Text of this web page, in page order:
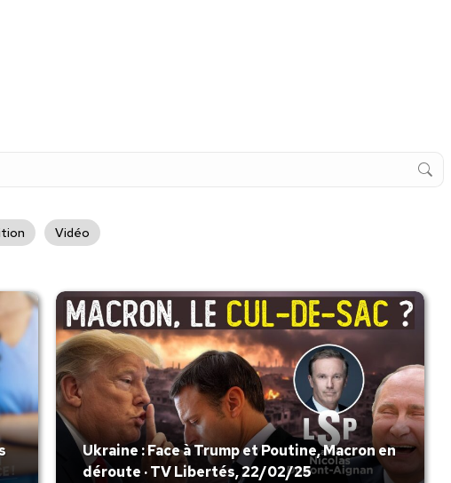
Vidéo
Ukraine : Face à Trump et Poutine, Macron en
déroute · TV Libertés, 22/02/25